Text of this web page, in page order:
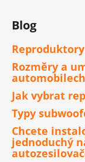
Blog
Rozměry a
automobilech
Jak vybrat
Typy
Chcete
jednoduchý